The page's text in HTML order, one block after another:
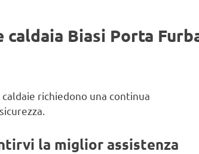
Biasi Porta
richiedono una continua
la miglior assistenza